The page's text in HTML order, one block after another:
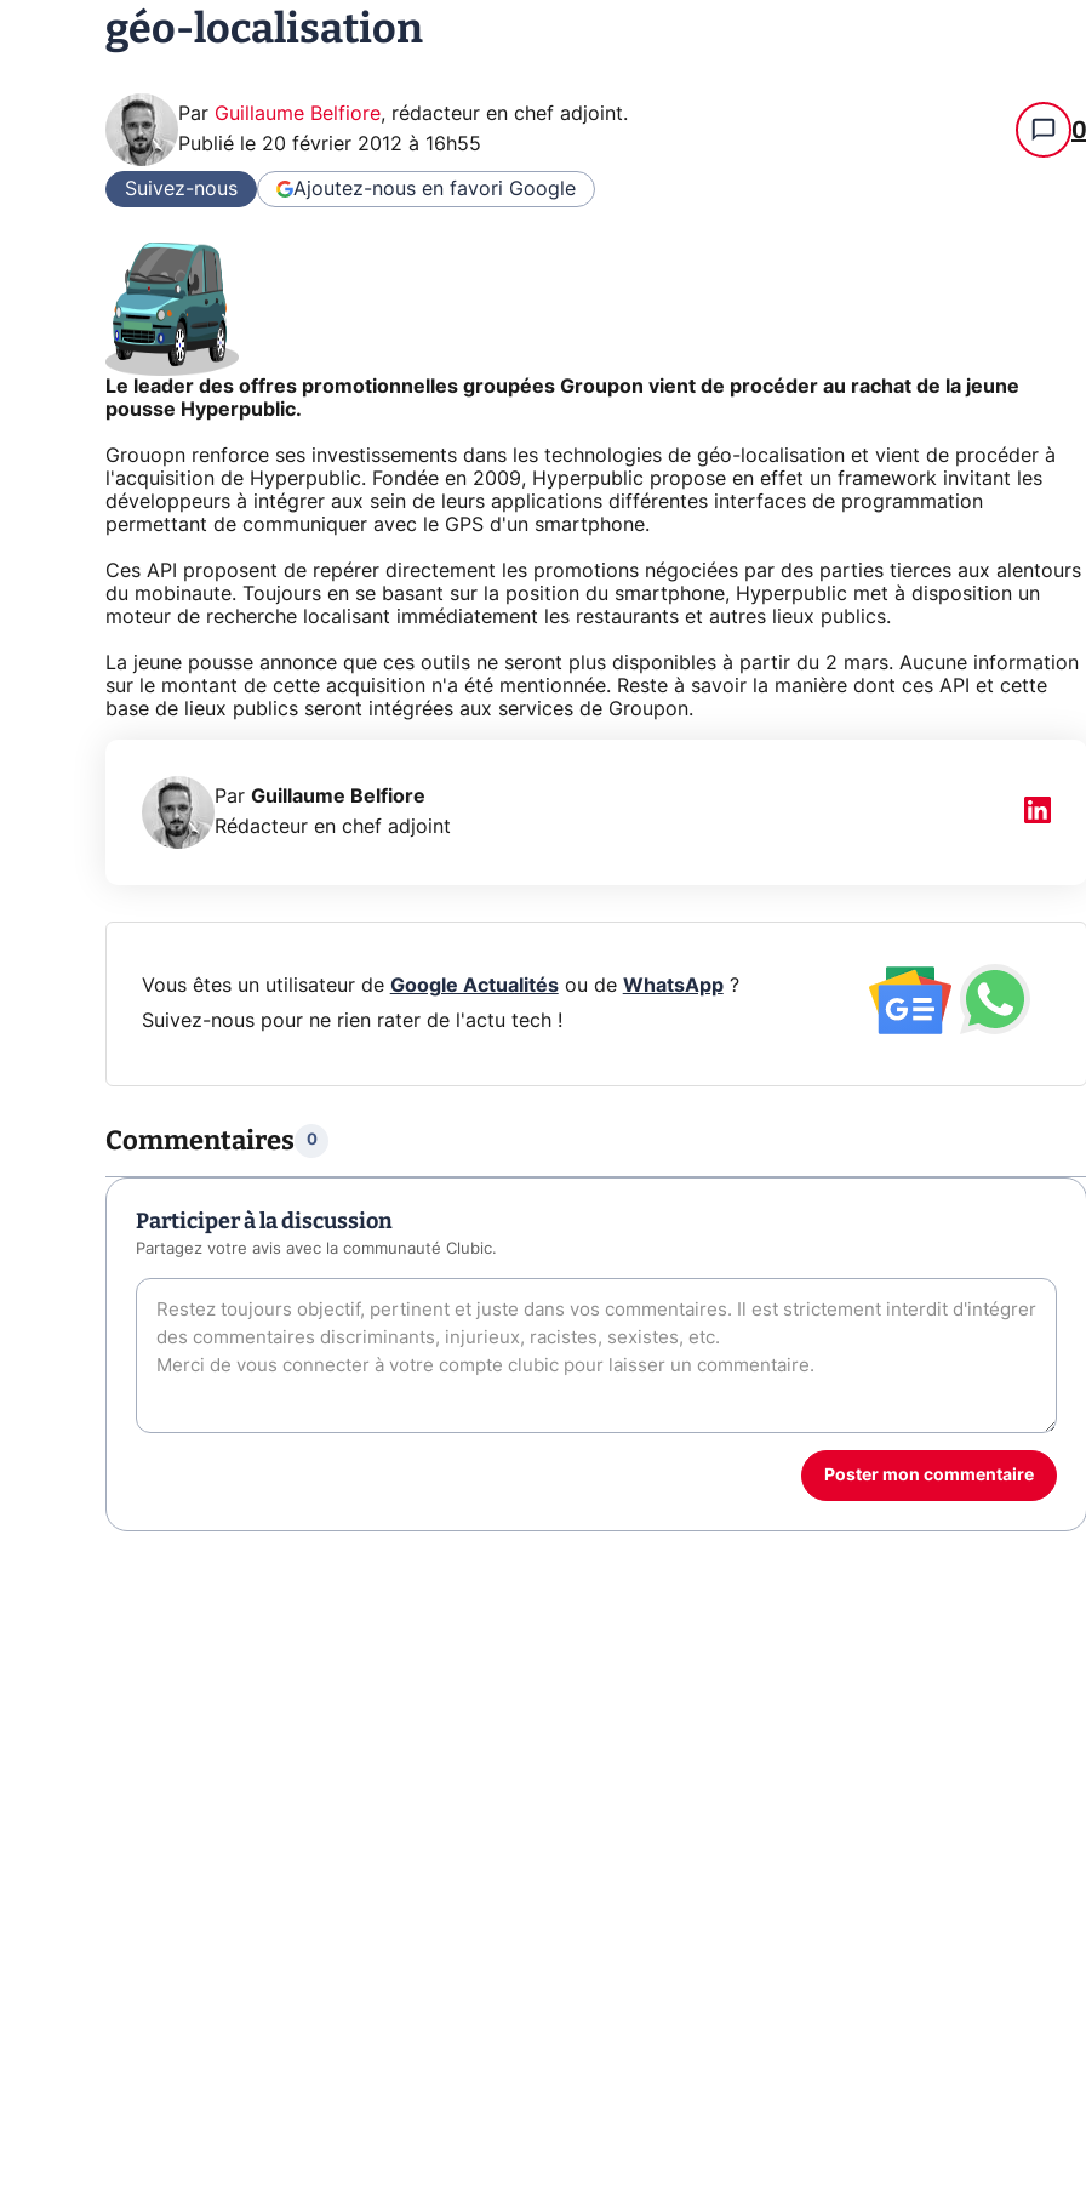
géo-localisation
Par Guillaume Belfiore, rédacteur en chef adjoint.
Publié le 20 février 2012 à 16h55 0
Suivez-nous Ajoutez-nous en favori Google
Le leader des offres promotionnelles groupées Groupon vient de procéder au rachat de la jeune
pousse Hyperpublic.
Grouopn renforce ses investissements dans les technologies de géo-localisation et vient de procéder à
l'acquisition de Hyperpublic. Fondée en 2009, Hyperpublic propose en effet un framework invitant les
développeurs à intégrer aux sein de leurs applications différentes interfaces de programmation
permettant de communiquer avec le GPS d'un smartphone.
Ces API proposent de repérer directement les promotions négociées par des parties tierces aux alentours
du mobinaute. Toujours en se basant sur la position du smartphone, Hyperpublic met à disposition un
moteur de recherche localisant immédiatement les restaurants et autres lieux publics.
La jeune pousse annonce que ces outils ne seront plus disponibles à partir du 2 mars. Aucune information
sur le montant de cette acquisition n'a été mentionnée. Reste à savoir la manière dont ces API et cette
base de lieux publics seront intégrées aux services de Groupon.
Par Guillaume Belfiore
Rédacteur en chef adjoint
Vous êtes un utilisateur de Google Actualitésou de WhatsApp?
Suivez-nous pour ne rien rater de l'actu tech !
Commentaires 0
Participer à la discussion
Partagez votre avis avec la communauté Clubic.
Poster mon commentaire